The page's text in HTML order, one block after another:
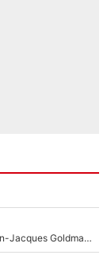
Un documentaire avec Zinedine Zidane : Comme Jean-Jacques Goldman et Mylène Farmer, le nouveau sélectionneur de l'équipe de France a recalé une journaliste très connue